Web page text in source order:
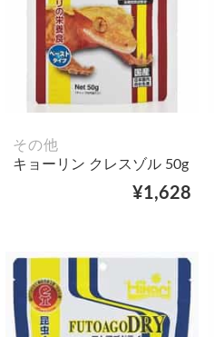
その他
キョーリン クレスゾル 50g
¥1,628